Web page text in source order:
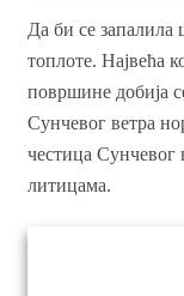
Да би се запалила
топлоте. Највећа
површине добија
Сунчевог ветра
честица Сунчевог
литицама.